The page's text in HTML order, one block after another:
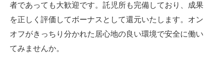
者であっても大歓迎です。託児所も完備しており、成果
を正しく評価してボーナスとして還元いたします。オン
オフがきっちり分かれた居心地の良い環境で安全に働い
てみませんか。